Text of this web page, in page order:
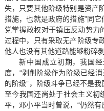
失，只要其他阶级特别是资产
措施，也就是政府的措施”同
党掌握政权对于镇压反动势力
过程中，只有采取无产阶级专
他人也没有其他道路能够粉碎
新中国成立初期，我国
度，“剥削阶级作为阶级已经
的阶级”，阶级斗争已经不是
至今我国还尚处于社会主义初
平，邓小平当时曾说，“仍然